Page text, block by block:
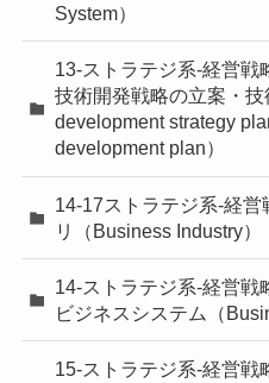
System）
13-ストラテジ系-経営戦
技術開発戦略の立案・
development strategy
development plan）
14-17ストラテジ系-経営
リ（Business Industry）
14-ストラテジ系-経営戦
ビジネスシステム（
15-ストラテジ系-経営戦